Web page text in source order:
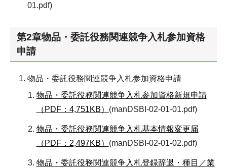
01.pdf)
第2章物品・委託役務関連競争入札参加資格
申請
物品・委託役務関連競争入札参加資格申請
物品・委託役務関連競争入札参加資格新規申請
（PDF：4,751KB） (manDSBI-02-01-01.pdf)
物品・委託役務関連競争入札基本情報変更届
（PDF：2,497KB） (manDSBI-02-01-02.pdf)
物品・委託役務関連競争入札登録辞退・種目／業